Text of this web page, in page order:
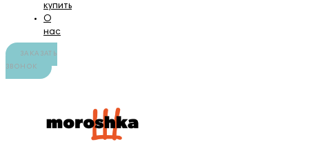
купить
О
нас
ЗАКАЗАТЬ
ЗВОНОК